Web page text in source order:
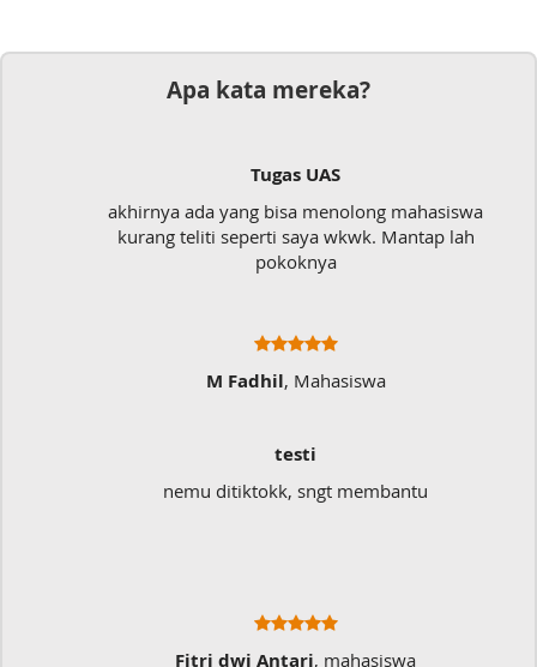
Apa kata mereka?
Tugas UAS
akhirnya ada yang bisa menolong mahasiswa
kurang teliti seperti saya wkwk. Mantap lah
pokoknya
M Fadhil, Mahasiswa
nemu ditiktokk, sngt membantu
Fitri dwi Antari , mahasiswa